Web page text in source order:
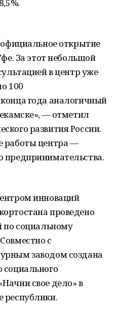
официальное открытие
За этот небольшой
в центр уже
100
года аналогичный
— отметил
развития России.
работы центра —
предпринимательства.
инноваций
проведено
по социальному
с
заводом создана
свое дело» в
республики.